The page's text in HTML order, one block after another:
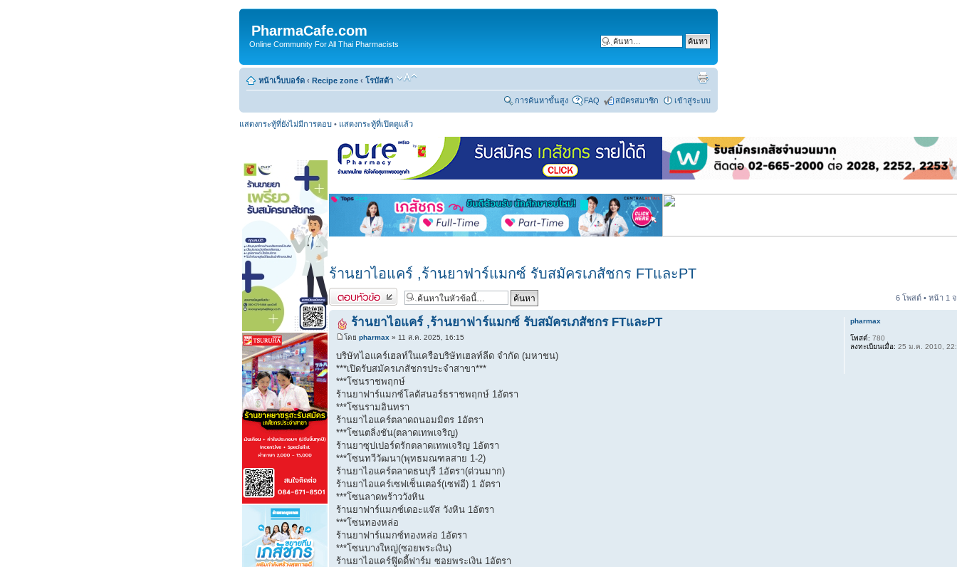
PharmaCafe.com
Online Community For All Thai Pharmacists
หน้าเว็บบอร์ด ‹ Recipe zone ‹ โรบัสต้า
การค้นหาขั้นสูง FAQ สมัครสมาชิก เข้าสู่ระบบ
แสดงกระทู้ที่ยังไม่มีการตอบ • แสดงกระทู้ที่เปิดดูแล้ว
ร้านยาไอแคร์ ,ร้านยาฟาร์แมกซ์ รับสมัครเภสัชกร FTและPT
ตอบกระทู้ 6 โพสต์ • หน้า 1
ร้านยาไอแคร์ ,ร้านยาฟาร์แมกซ์ รับสมัครเภสัชกร FTและPT
โดย pharmax » 11 ส.ค. 2025, 16:15
บริษัทไอแคร์เฮลท์ในเครือบริษัทเฮลท์ลีด จำกัด (มหาชน)
***เปิดรับสมัครเภสัชกรประจำสาขา***
***โซนราชพฤกษ์
ร้านยาฟาร์แมกซ์โลตัสนอร์ธราชพฤกษ์ 1อัตรา
***โซนรามอินทรา
ร้านยาไอแคร์ตลาดถนอมมิตร 1อัตรา
***โซนตลิ่งชัน(ตลาดเทพเจริญ)
ร้านยาซุปเปอร์ดรักตลาดเทพเจริญ 1อัตรา
***โซนทวีวัฒนา(พุทธมณฑลสาย 1-2)
ร้านยาไอแคร์ตลาดธนบุรี 1อัตรา(ด่วนมาก)
ร้านยาไอแคร์เซฟเซ็นเตอร์(เซฟอี) 1 อัตรา
***โซนลาดพร้าววังหิน
ร้านยาฟาร์แมกซ์เดอะแจ๊ส วังหิน 1อัตรา
***โซนทองหล่อ
ร้านยาฟาร์แมกซ์ทองหล่อ 1อัตรา
***โซนบางใหญ่(ซอยพระเงิน)
ร้านยาไอแคร์ฟู๊ดดี้ฟาร์ม ซอยพระเงิน 1อัตรา
pharmax
โพสต์: 780
ลงทะเบียนเมื่อ: 25 ม.ค. 2010,